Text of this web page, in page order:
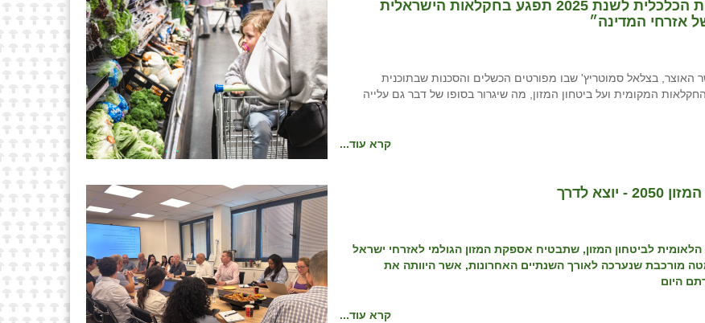
התאחדות חקלאי ישראל לשר האוצר: ״התוכנית הכלכלית לשנת 2025 תפגע בחקלאות הישראלית
אזרחי המדינה״
בצלאל סמוטריץ' שבו מפורטים הכשלים והסכנות שבתוכנית
להמיט אסון על החקלאות המקומית ועל ביטחון המזון, מה שיגרור בסופו של דבר גם עלייה
קרא עוד...
לדרך
לביטחון המזון, שתבטיח אספקת המזון הגולמי לאזרחי ישראל
לאחר עבודת מטה מורכבת שנערכה לאורך השנתיים האחרונות, אשר היוותה את
היום
קרא עוד...